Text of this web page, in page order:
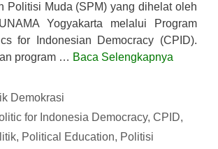
Politisi Muda (SPM) yang dihelat oleh
Yogyakarta melalui Program
for Indonesian Democracy (CPID).
program … Baca Selengkapnya
Demokrasi
for Indonesia Democracy, CPID,
, Political Education, Politisi